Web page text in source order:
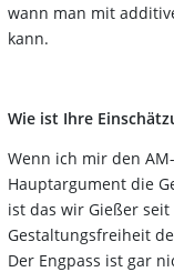
wann man mit
kann.
Wie ist Ihre
Wenn ich mir den
Hauptargument die
ist das wir Gießer
Gestaltungsfreiheit
Der Engpass ist gar